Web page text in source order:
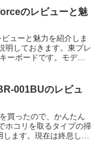
のレビューと魅
ューと魅力を紹介しま
明しておきます。東プレ
ーボードです。モデル
001BUのレビュ
買ったので、かんたん
ホコリを取るタイプの掃
ます。現在は終息して